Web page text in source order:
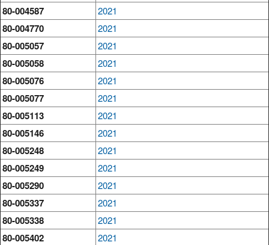
80-004587 2021
80-004770 2021
80-005057 2021
80-005058 2021
80-005076 2021
80-005077 2021
80-005113 2021
80-005146 2021
80-005248 2021
80-005249 2021
80-005290 2021
80-005337 2021
80-005338 2021
80-005402 2021